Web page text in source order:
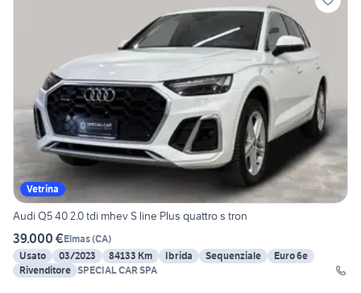
Vetrina
Audi Q5 40 2.0 tdi mhev S line Plus quattro s tron
39.000 €Elmas(CA)
Usato
03/2023 84133 Km Ibrida Sequenziale
Euro 6e
Rivenditore SPECIAL CAR SPA